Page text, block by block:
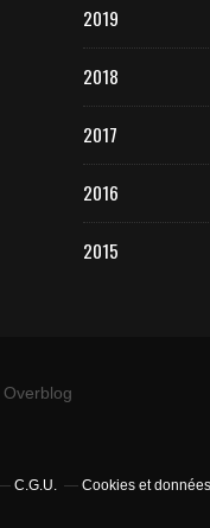
2019
2018
2017
2016
2015
Overblog
C.G.U. Cookies et